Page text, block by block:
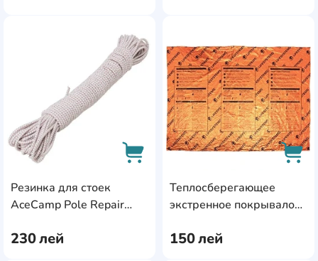
Резинка для стоек
AceCamp Pole Repair
230лей
AddCardToFavourite
AddCardToCart
Теплосберегающее
экстренное покрывало
Double Thermal (42170)
150лей